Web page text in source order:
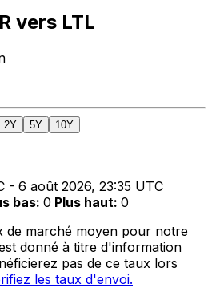
vers LTL
2Y 5Y 10Y
- 6 août 2026, 23:35 UTC
bas: 0 Plus haut: 0
de marché moyen pour notre
donné à titre d'information
pas de ce taux lors
les taux d'envoi.